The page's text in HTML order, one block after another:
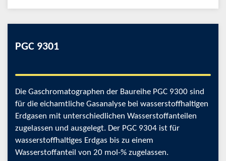
PGC 9301
Die Gaschromatographen der Baureihe PGC 9300 sind
für die eichamtliche Gasanalyse bei wasserstoffhaltigen
Erdgasen mit unterschiedlichen Wasserstoffanteilen
zugelassen und ausgelegt. Der PGC 9304 ist für
wasserstoffhaltiges Erdgas bis zu einem
Wasserstoffanteil von 20 mol-% zugelassen.